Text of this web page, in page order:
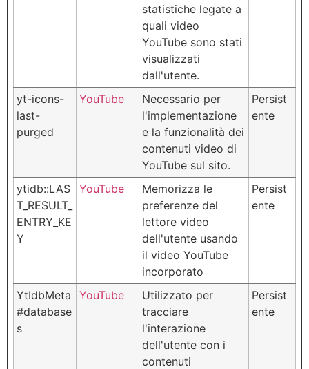
statistiche legate a
quali video
YouTube sono stati
visualizzati
dall'utente.
yt-icons-
last-
purged
YouTube
Necessario per
l'implementazione
e la funzionalità dei
contenuti video di
YouTube sul sito.
Persist
ente
ytidb::LAS
T_RESULT_
ENTRY_KE
Y
YouTube
Memorizza le
preferenze del
lettore video
dell'utente usando
il video YouTube
incorporato
Persist
ente
YtIdbMeta
#database
s
YouTube
Utilizzato per
tracciare
l'interazione
dell'utente con i
contenuti
Persist
ente